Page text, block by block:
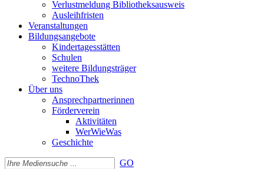
Verlustmeldung Bibliotheksausweis
Ausleihfristen
Veranstaltungen
Bildungsangebote
Kindertagesstätten
Schulen
weitere Bildungsträger
TechnoThek
Über uns
Ansprechpartnerinnen
Förderverein
Aktivitäten
WerWieWas
Geschichte
GO